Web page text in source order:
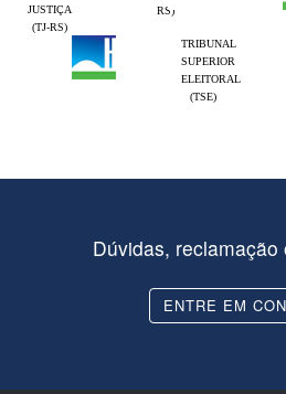
RS)
JUSTIÇA
(TJ-RS)
TRIBUNAL
SUPERIOR
ELEITORAL
(TSE)
Dúvidas, reclamação
ENTRE EM